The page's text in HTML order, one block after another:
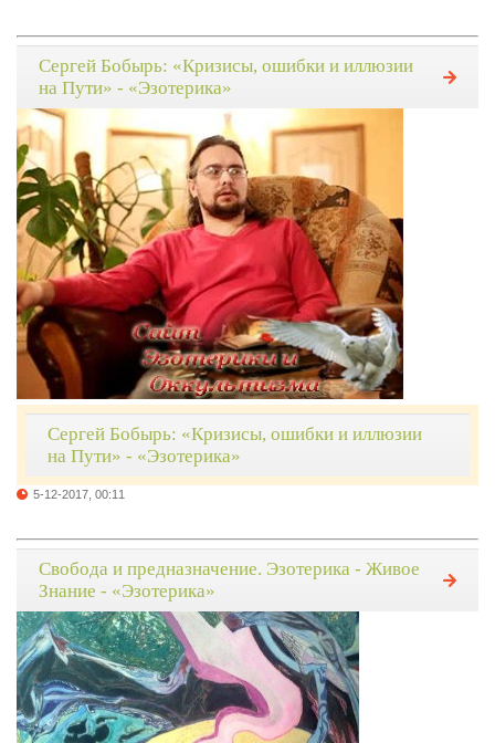
Сергей Бобырь: «Кризисы, ошибки и иллюзии
на Пути» - «Эзотерика»
Сергей Бобырь: «Кризисы, ошибки и иллюзии
на Пути» - «Эзотерика»
5-12-2017, 00:11
Свобода и предназначение. Эзотерика - Живое
Знание - «Эзотерика»